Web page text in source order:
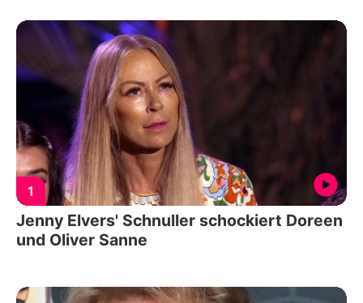
1
Jenny Elvers' Schnuller schockiert Doreen
und Oliver Sanne